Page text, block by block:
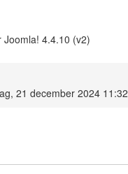
Joomla! 4.4.10 (v2)
21 december 2024 11:32